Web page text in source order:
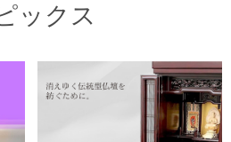
ックス